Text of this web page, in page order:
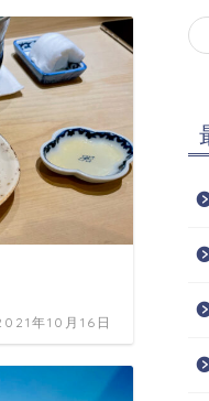
年10月16日